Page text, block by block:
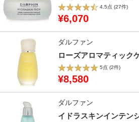
4.5点 (27件)
¥6,070
ダルファン
ローズアロマティック
5点 (2件)
¥8,580
ダルファン
イドラスキンインテン